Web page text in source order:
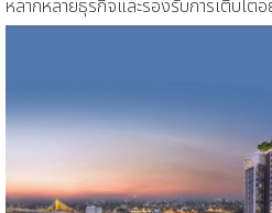
หลากหลายธุรกิจและรองรับการเติบโต